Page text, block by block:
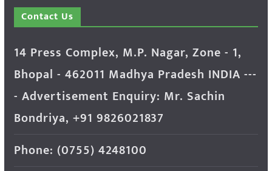
Contact Us
14 Press Complex, M.P. Nagar, Zone - 1,
Bhopal - 462011 Madhya Pradesh INDIA ---
- Advertisement Enquiry: Mr. Sachin
Bondriya, +91 9826021837
Phone: (0755) 4248100